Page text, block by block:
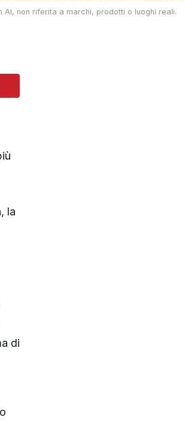
non riferita a marchi, prodotti o luoghi reali.
la
di